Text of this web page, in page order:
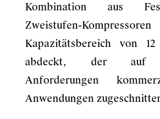
Kombination aus
Zweistufen-
Kapazitätsbereich von
abdeckt, der auf
Anforderungen
Anwendungen